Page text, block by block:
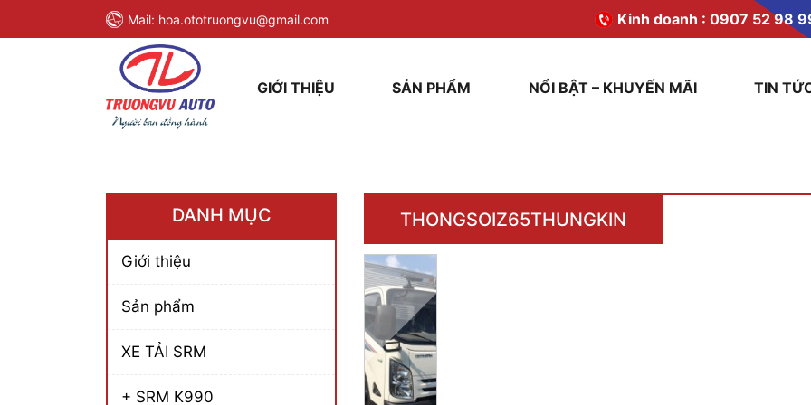
Mail: hoa.ototruongvu@gmail.com Kinh doanh : 0907 52 98
GIỚI THIỆU SẢN PHẨM NỔI BẬT – KHUYẾN MÃI TIN
DANH MỤC
Giới thiệu
Sản phẩm
XE TẢI SRM
+ SRM K990
THONGSOIZ65THUNGKIN